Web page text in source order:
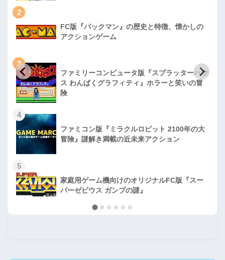
2
FC版『パックマン』の歴史と特徴、懐かしの
アクションゲーム
3
ファミリーコンピュータ版『スプラッターハウ
ス わんぱくグラフィティ』ホラーと笑いの冒
険
4
ファミコン版『ミラクルロピット 2100年の大
冒険』謎解き満載の近未来アクション
5
家庭用ゲーム機向けのオリジナルFC版『スー
パーゼビウス ガンプの謎』